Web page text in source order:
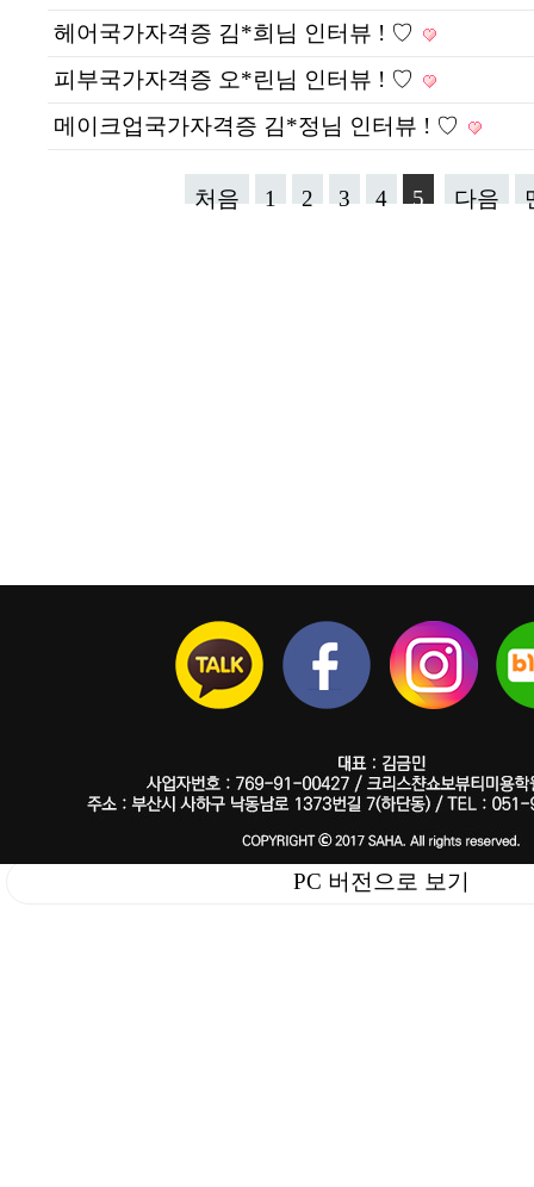
헤어국가자격증 김*희님 인터뷰 ! ♡
피부국가자격증 오*린님 인터뷰 ! ♡
메이크업국가자격증 김*정님 인터뷰 ! ♡
처음 1 2 3 4 5 다음
PC 버전으로 보기